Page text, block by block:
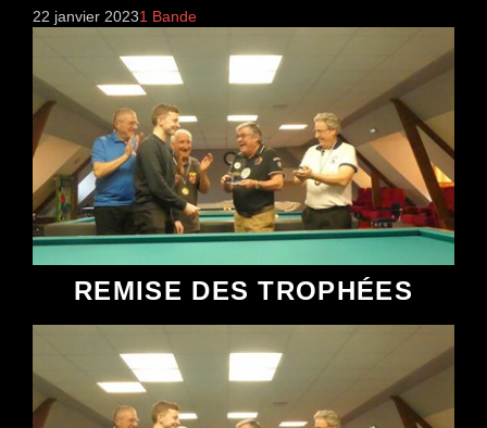
22 janvier 20231 Bande
REMISE DES TROPHÉES